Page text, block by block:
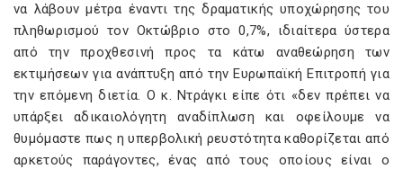
να λάβουν μέτρα έναντι της δραματικής υποχώρησης του
πληθωρισμού τον Οκτώβριο στο 0,7%, ιδιαίτερα ύστερα
από την προχθεσινή προς τα κάτω αναθεώρηση των
εκτιμήσεων για ανάπτυξη από την Ευρωπαϊκή Επιτροπή για
την επόμενη διετία. Ο κ. Ντράγκι είπε ότι «δεν πρέπει να
υπάρξει αδικαιολόγητη αναδίπλωση και οφείλουμε να
θυμόμαστε πως η υπερβολική ρευστότητα καθορίζεται από
αρκετούς παράγοντες, ένας από τους οποίους είναι ο